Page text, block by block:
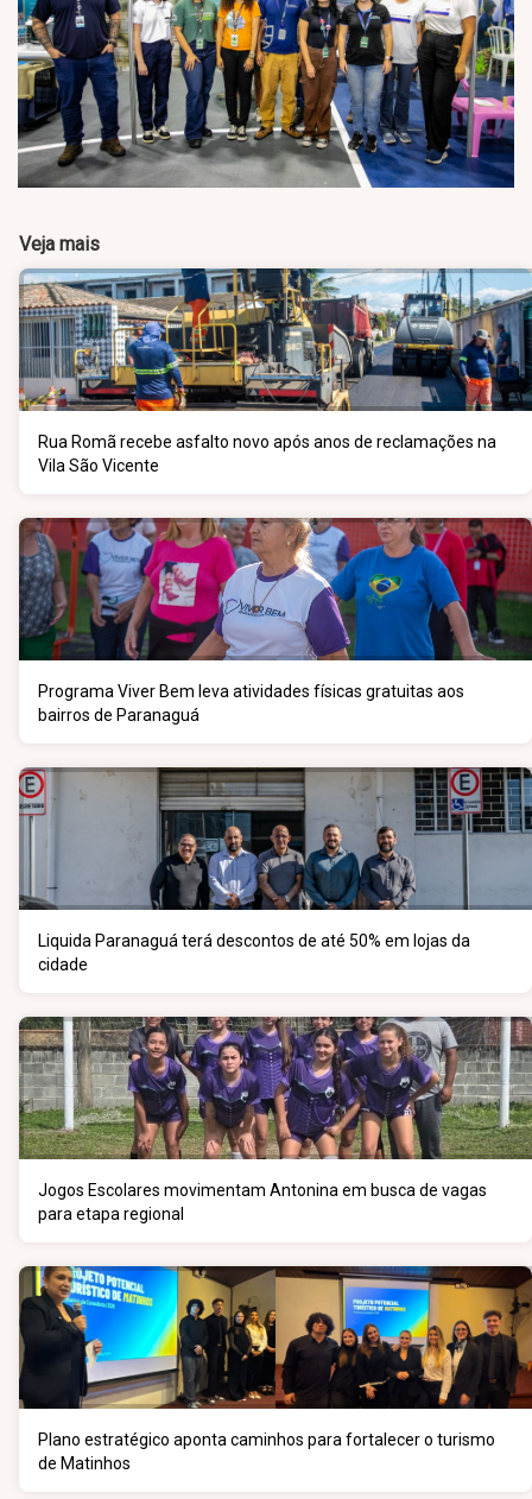
Veja mais
Rua Romã recebe asfalto novo após anos de reclamações na
Vila São Vicente
Programa Viver Bem leva atividades físicas gratuitas aos
bairros de Paranaguá
Liquida Paranaguá terá descontos de até 50% em lojas da
cidade
Jogos Escolares movimentam Antonina em busca de vagas
para etapa regional
Plano estratégico aponta caminhos para fortalecer o turismo
de Matinhos